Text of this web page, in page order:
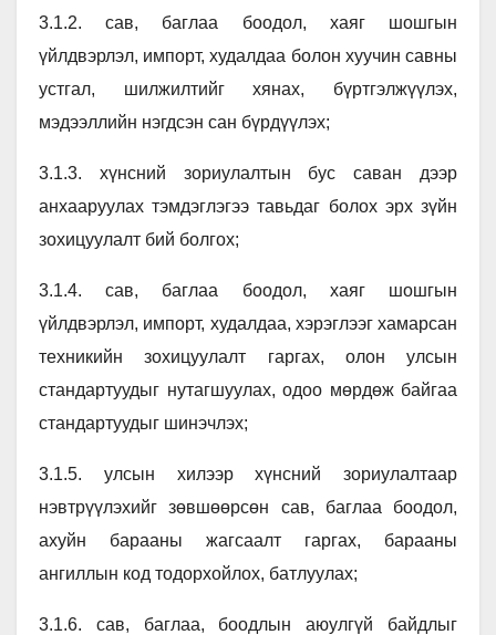
3.1.2. сав, баглаа боодол, хаяг шошгын
үйлдвэрлэл, импорт, худалдаа болон хуучин савны
устгал, шилжилтийг хянах, бүртгэлжүүлэх,
мэдээллийн нэгдсэн сан бүрдүүлэх;
3.1.3. хүнсний зориулалтын бус саван дээр
анхааруулах тэмдэглэгээ тавьдаг болох эрх зүйн
зохицуулалт бий болгох;
3.1.4. сав, баглаа боодол, хаяг шошгын
үйлдвэрлэл, импорт, худалдаа, хэрэглээг хамарсан
техникийн зохицуулалт гаргах, олон улсын
стандартуудыг нутагшуулах, одоо мөрдөж байгаа
стандартуудыг шинэчлэх;
3.1.5. улсын хилээр хүнсний зориулалтаар
нэвтрүүлэхийг зөвшөөрсөн сав, баглаа боодол,
ахуйн барааны жагсаалт гаргах, барааны
ангиллын код тодорхойлох, батлуулах;
3.1.6. сав, баглаа, боодлын аюулгүй байдлыг